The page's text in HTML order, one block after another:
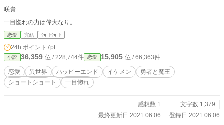
咲貴
一目惚れの力は偉大なり。
恋愛 完結 ｼｮｰﾄｼｮｰﾄ
24h.ポイント 7pt
小説 36,359 位 / 228,744件 恋愛 15,905 位 / 66,363件
恋愛 異世界 ハッピーエンド イケメン
勇者と魔王
ショートショート
一目惚れ
感想数 1
文字数 1,379
最終更新日 2021.06.06
登録日 2021.06.06